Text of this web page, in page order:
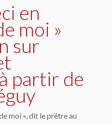
en
moi »
sur
partir de
moi », dit le prêtre au